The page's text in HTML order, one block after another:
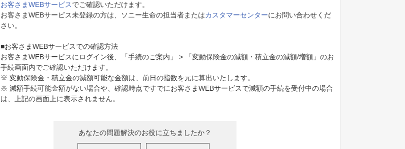
お客さまWEBサービスでご確認いただけます。
お客さまWEBサービス未登録の方は、ソニー生命の担当者またはカスタマーセンターにお問い合わせくだ
さい。
■お客さまWEBサービスでの確認方法
お客さまWEBサービスにログイン後、「手続のご案内」 > 「変動保険金の減額・積立金の減額/増額」のお
手続画面内でご確認いただけます。
※ 変動保険金・積立金の減額可能な金額は、前日の指数を元に算出いたします。
※ 減額手続可能金額がない場合や、確認時点ですでにお客さまWEBサービスで減額の手続を受付中の場合
は、上記の画面上に表示されません。
あなたの問題解決のお役に立ちましたか？